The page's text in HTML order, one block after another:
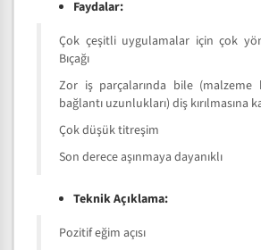
Faydalar:
Çok çeşitli uygulamalar için çok
Bıçağı
Zor iş parçalarında bile (malzeme
bağlantı uzunlukları) diş kırılmasına
Çok düşük titreşim
Son derece aşınmaya dayanıklı
Teknik Açıklama:
Pozitif eğim açısı